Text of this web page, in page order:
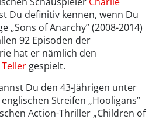
Du definitiv kennen, wenn Du
„Sons of Anarchy” (2008-2014)
92 Episoden der
hat er nämlich den
Teller gespielt.
Du den 43-Jährigen unter
Streifen „Hooligans”
Action-Thriller „Children of